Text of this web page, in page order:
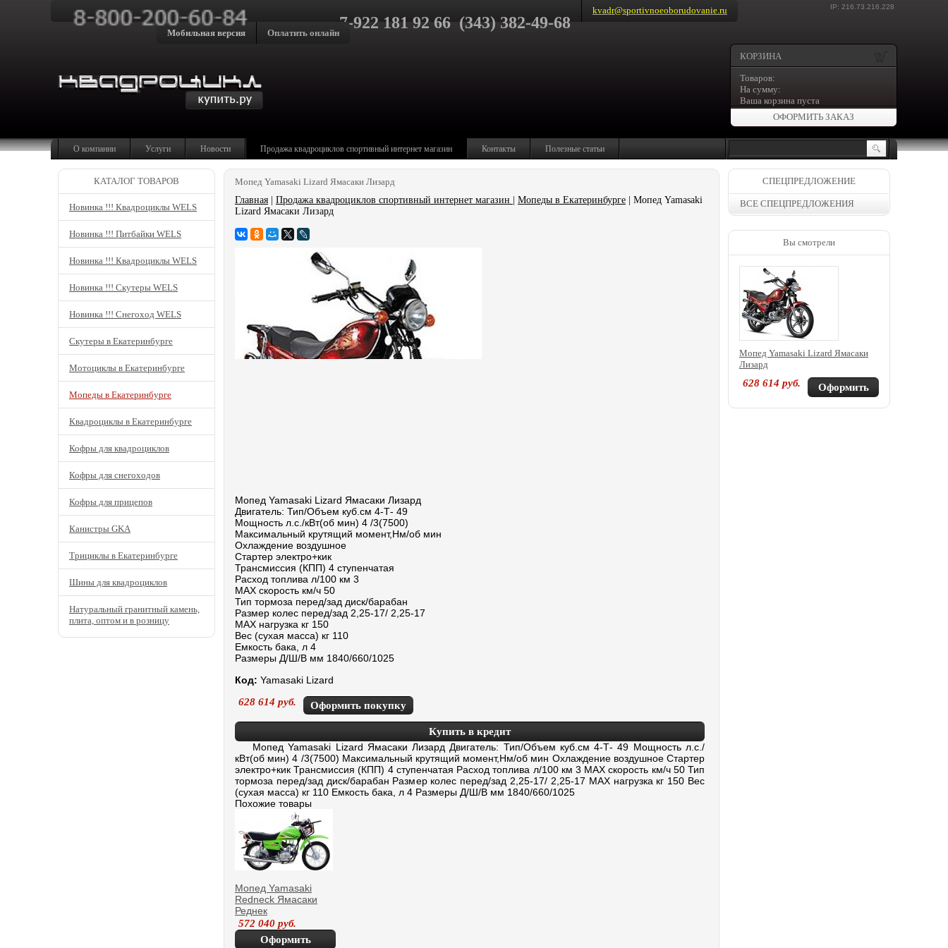
IP: 216.73.216.228
7-922 181 92 66 (343) 382-49-68
kvadr@sportivnoeoborudovanie.ru
Мобильная версия Оплатить онлайн
КОРЗИНА
Товаров:
На сумму:
Ваша корзина пуста
ОФОРМИТЬ ЗАКАЗ
О компании Услуги Новости Продажа квадроциклов спортивный интернет магазин Контакты Полезные статьи
Мопед Yamasaki Lizard Ямасаки Лизард
Главная
Продажа квадроциклов спортивный интернет магазин Мопеды в Екатеринбурге | Мопед Yamasaki
Lizard Ямасаки Лизард
Мопед Yamasaki Lizard Ямасаки Лизард
Двигатель: Тип/Объем куб.см 4-Т- 49
Мощность л.с./кВт(об мин) 4 /3(7500)
Максимальный крутящий момент,Нм/об мин
Охлаждение воздушное
Стартер электро+кик
Трансмиссия (КПП) 4 ступенчатая
Расход топлива л/100 км 3
МАХ скорость км/ч 50
Тип тормоза перед/зад диск/барабан
Размер колес перед/зад 2,25-17/ 2,25-17
МАХ нагрузка кг 150
Вес (сухая масса) кг 110
Емкость бака, л 4
Размеры Д/Ш/В мм 1840/660/1025
Код: Yamasaki Lizard
628 614 руб. Оформить покупку
Купить в кредит
Мопед Yamasaki Lizard Ямасаки Лизард Двигатель: Тип/Объем куб.см 4-Т- 49 Мощность л.с./
кВт(об мин) 4 /3(7500) Максимальный крутящий момент,Нм/об мин Охлаждение воздушное Стартер
электро+кик Трансмиссия (КПП) 4 ступенчатая Расход топлива л/100 км 3 МАХ скорость км/ч 50 Тип
тормоза перед/зад диск/барабан Размер колес перед/зад 2,25-17/ 2,25-17 МАХ нагрузка кг 150 Вес
(сухая масса) кг 110 Емкость бака, л 4 Размеры Д/Ш/В мм 1840/660/1025
Похожие товары
Мопед Yamasaki
Redneck Ямасаки
Реднек
572 040 руб.
Оформить
КАТАЛОГ ТОВАРОВ
Новинка !!! Квадроциклы WELS
Новинка !!! Питбайки WELS
Новинка !!! Квадроциклы WELS
Новинка !!! Скутеры WELS
Новинка !!! Снегоход WELS
Скутеры в Екатеринбурге
Мотоциклы в Екатеринбурге
Мопеды в Екатеринбурге
Квадроциклы в Екатеринбурге
Кофры для квадроциклов
Кофры для снегоходов
Кофры для прицепов
Канистры GKA
Трициклы в Екатеринбурге
Шины для квадроциклов
Натуральный гранитный камень,
плита, оптом и в розницу
СПЕЦПРЕДЛОЖЕНИЕ
ВСЕ СПЕЦПРЕДЛОЖЕНИЯ
Вы смотрели
Мопед Yamasaki Lizard Ямасаки
Лизард
628 614 руб.
Оформить
покупку